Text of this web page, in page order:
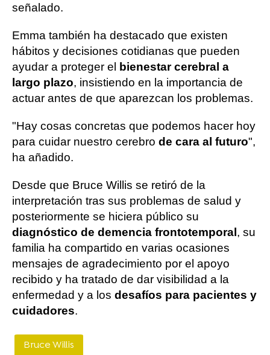
señalado.
Emma también ha destacado que existen
hábitos y decisiones cotidianas que pueden
ayudar a proteger el bienestar cerebral a
largo plazo, insistiendo en la importancia de
actuar antes de que aparezcan los problemas.
"Hay cosas concretas que podemos hacer hoy
para cuidar nuestro cerebro de cara al futuro",
ha añadido.
Desde que Bruce Willis se retiró de la
interpretación tras sus problemas de salud y
posteriormente se hiciera público su
diagnóstico de demencia frontotemporal, su
familia ha compartido en varias ocasiones
mensajes de agradecimiento por el apoyo
recibido y ha tratado de dar visibilidad a la
enfermedad y a los desafíos para pacientes y
cuidadores.
Bruce Willis